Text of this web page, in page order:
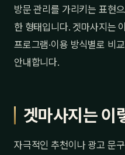
방문 관리를 가리키는 표현
한 형태입니다. 겟마사지는
프로그램·이용 방식별로 비
안내합니다.
겟마사지는 이
자극적인 추천이나 광고 문